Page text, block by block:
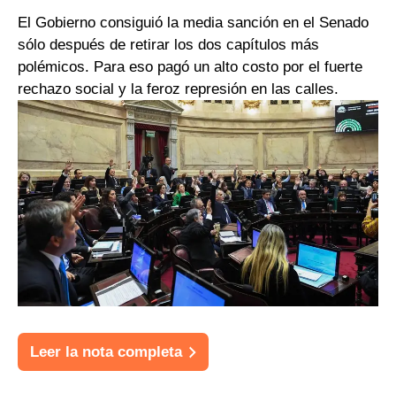
El Gobierno consiguió la media sanción en el Senado
sólo después de retirar los dos capítulos más
polémicos. Para eso pagó un alto costo por el fuerte
rechazo social y la feroz represión en las calles.
Leer la nota completa